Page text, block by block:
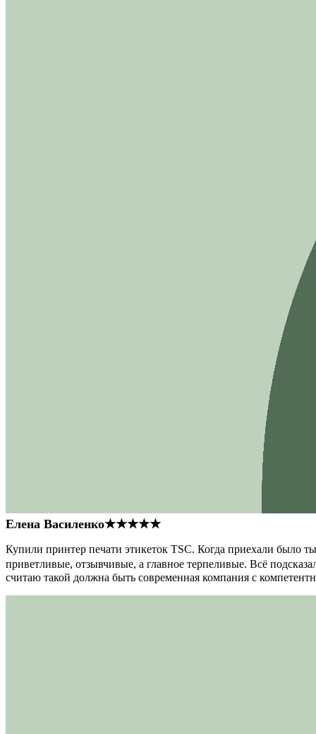
Елена Василенко★★★★★
Купили принтер печати этикеток TSC. Когда приехали было
приветливые, отзывчивые, а главное терпеливые. Всё
считаю такой должна быть современная компания с